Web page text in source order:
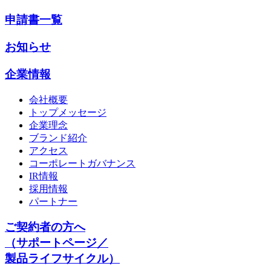
申請書一覧
お知らせ
企業情報
会社概要
トップメッセージ
企業理念
ブランド紹介
アクセス
コーポレートガバナンス
IR情報
採用情報
パートナー
ご契約者の方へ
（サポートページ／
製品ライフサイクル）